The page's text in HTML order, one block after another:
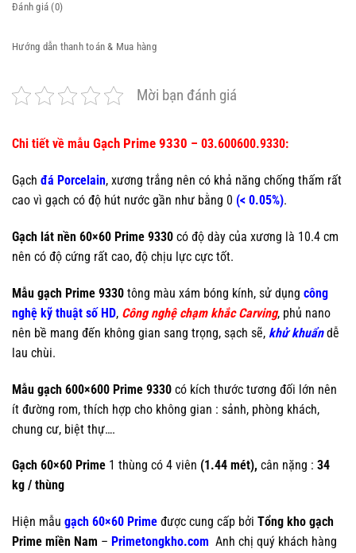
Đánh giá (0)
Hướng dẫn thanh toán & Mua hàng
Mời bạn đánh giá
Chi tiết về mẫu Gạch Prime 9330 – 03.600600.9330:
Gạch đá Porcelain, xương trắng nên có khả năng chống thấm rất
cao vì gạch có độ hút nước gần như bằng 0 (< 0.05%).
Gạch lát nền 60×60 Prime 9330 có độ dày của xương là 10.4 cm
nên có độ cứng rất cao, độ chịu lực cực tốt.
Mẫu gạch Prime 9330 tông màu xám bóng kính, sử dụng công
nghệ kỹ thuật số HD, Công nghệ chạm khắc Carving, phủ nano
nên bề mang đến không gian sang trọng, sạch sẽ, khử khuẩn dễ
lau chùi.
Mẫu gạch 600×600 Prime 9330 có kích thước tương đối lớn nên
ít đường rom, thích hợp cho không gian : sảnh, phòng khách,
chung cư, biệt thự….
Gạch 60×60 Prime 1 thùng có 4 viên (1.44 mét), cân nặng : 34
kg / thùng
Hiện mẫu gạch 60×60 Prime được cung cấp bởi Tổng kho gạch
Prime miền Nam – Primetongkho.com Anh chị quý khách hàng